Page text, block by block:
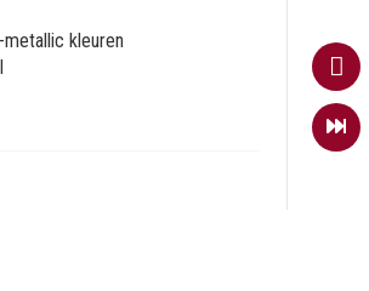
kleuren